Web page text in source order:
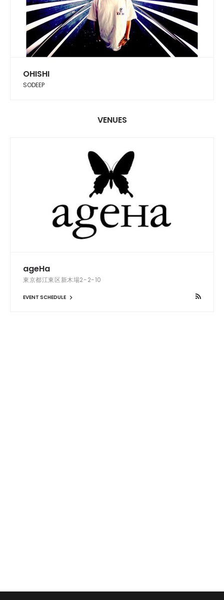
OHISHI
SODEEP
VENUES
ageHa
東京都江東区新木場2-2-10
EVENT SCHEDULE